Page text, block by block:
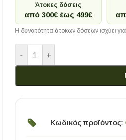
Άτοκες δόσεις
από 300€ έως 499€
Η δυνατότητα άτοκων δόσεων ισχύει
- +
Κωδικός προϊόντος: